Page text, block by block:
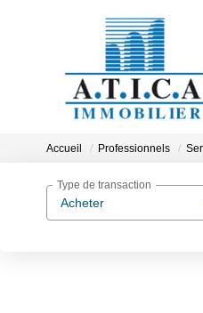
Accueil Professionnels
Acheter
Type de transaction